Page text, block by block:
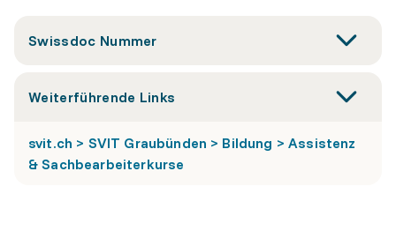
Swissdoc Nummer
Weiterführende Links
svit.ch > SVIT Graubünden > Bildung > Assistenz
& Sachbearbeiterkurse